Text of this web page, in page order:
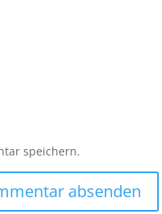
speichern.